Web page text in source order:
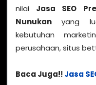
nilai Jasa SEO
Nunukan yang
kebutuhan
perusahaan, situs
Baca Juga!! Jasa